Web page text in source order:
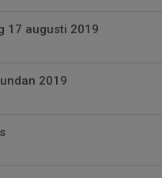
17 augusti 2019
2019